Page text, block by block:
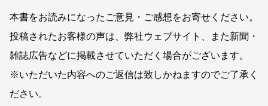
本書をお読みになったご意見・ご感想をお寄せください。
投稿されたお客様の声は、弊社ウェブサイト、また新聞・
雑誌広告などに掲載させていただく場合がございます。
※いただいた内容へのご返信は致しかねますのでご了承く
ださい。